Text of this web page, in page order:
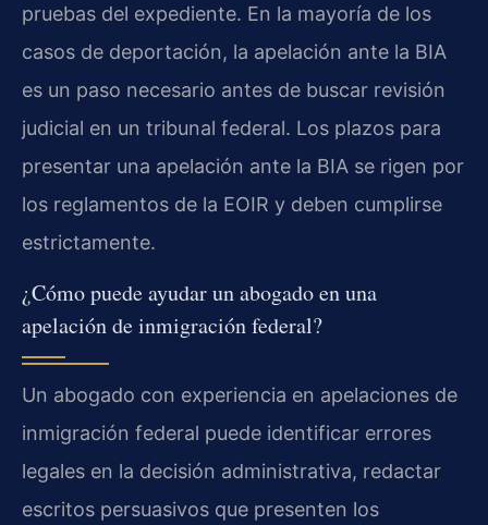
pruebas del expediente. En la mayoría de los
casos de deportación, la apelación ante la BIA
es un paso necesario antes de buscar revisión
judicial en un tribunal federal. Los plazos para
presentar una apelación ante la BIA se rigen por
los reglamentos de la EOIR y deben cumplirse
estrictamente.
¿Cómo puede ayudar un abogado en una
apelación de inmigración federal?
Un abogado con experiencia en apelaciones de
inmigración federal puede identificar errores
legales en la decisión administrativa, redactar
escritos persuasivos que presenten los